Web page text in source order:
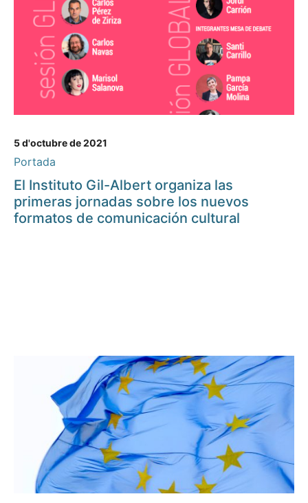
5 d'octubre de 2021
Portada
El Instituto Gil-Albert organiza las
primeras jornadas sobre los nuevos
formatos de comunicación cultural